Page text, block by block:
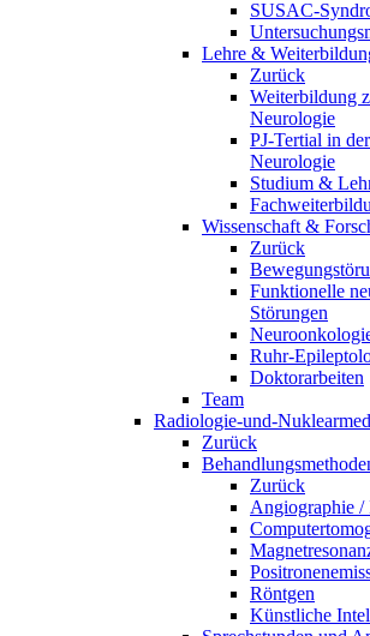
SUSAC-
Lehre &
Zurück
Weiterbildung
Neurologie
PJ-Tertial in
Neurologie
Studium &
Wissenschaft &
Zurück
Funktionelle
Störungen
Ruhr-
Doktorarbeiten
Team
Radiologie-und-
Zurück
Zurück
Angiographie /
Röntgen
Künstliche